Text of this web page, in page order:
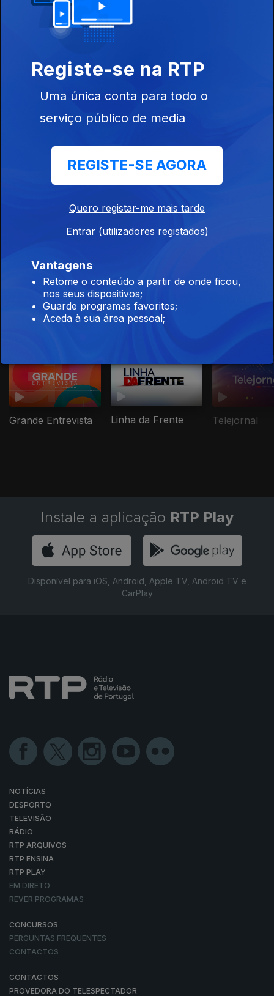
Rapidez
Ep. 1
Este conteúdo faz parte de Notícias,
Grande Entrevista Linha da Frente Telejornal
Instale a aplicação RTP Play
Disponível para iOS, Android, Apple TV, Android TV e
CarPlay
NOTÍCIAS
DESPORTO
TELEVISÃO
RÁDIO
RTP ARQUIVOS
RTP ENSINA
RTP PLAY
EM DIRETO
REVER PROGRAMAS
CONCURSOS
PERGUNTAS FREQUENTES
CONTACTOS
CONTACTOS
PROVEDORA DO TELESPECTADOR
Registe-se na RTP
Uma única conta para todo o
serviço público de media
REGISTE-SE AGORA
Quero registar-me mais tarde
Entrar (utilizadores registados)
Vantagens
Retome o conteúdo a partir de onde ficou,
nos seus dispositivos;
Guarde programas favoritos;
Aceda à sua área pessoal;